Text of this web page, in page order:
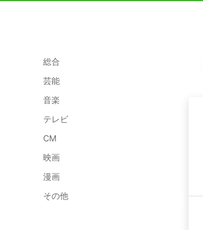
総合
芸能
音楽
テレビ
CM
映画
漫画
その他